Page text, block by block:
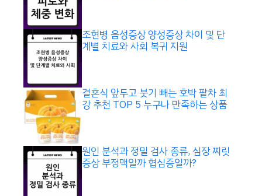
조현병 음성증상 양성증상 차이 및 단
계별 치료와 사회 복귀 지원
결혼식 앞두고 붓기 빼는 호박 팥차 최
강 추천 TOP 5 누구나 만족하는 상품
원인 분석과 정밀 검사 종류, 심장 찌릿
증상 부정맥일까 협심증일까?